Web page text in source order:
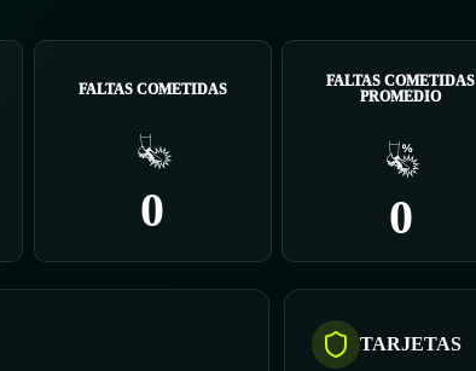
FALTAS COMETIDAS
0
FALTAS COMETIDAS
PROMEDIO
0
TARJETAS